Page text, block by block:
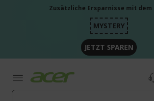
Zusätzliche Ersparnisse mit dem
MYSTERY
JETZT SPAREN